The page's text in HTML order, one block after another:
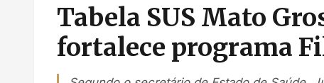
Tabela SUS Mato
fortalece programa